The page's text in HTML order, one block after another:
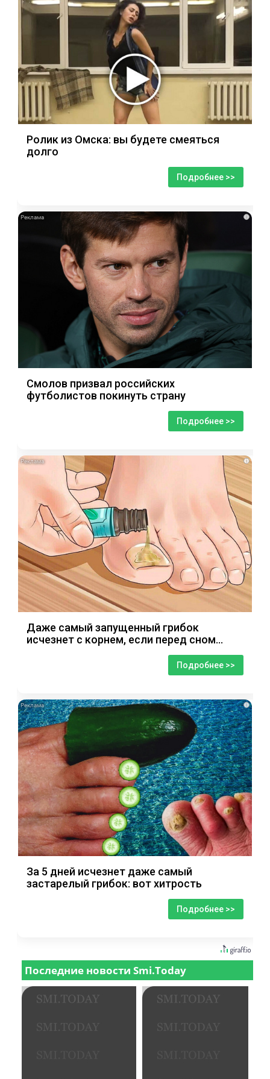
Ролик из Омска: вы будете смеяться
долго
Подробнее >>
i
Смолов призвал российских
футболистов покинуть страну
Подробнее >>
i
Даже самый запущенный грибок
исчезнет с корнем, если перед сном…
Подробнее >>
i
За 5 дней исчезнет даже самый
застарелый грибок: вот хитрость
Подробнее >>